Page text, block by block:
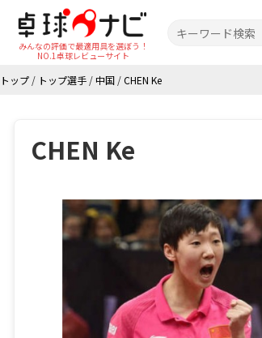
みんなの評価で最適用具を選ぼう！
NO.1卓球レビューサイト
トップ / トップ選手 / 中国 /CHEN Ke
CHEN Ke